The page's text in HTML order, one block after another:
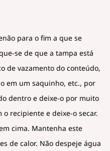
para o fim a que se
se de que a tampa está
de vazamento do conteúdo,
em um saquinho, etc., por
dentro e deixe-o por muito
o recipiente e deixe-o secar.
cima. Mantenha este
de calor. Não despeje água